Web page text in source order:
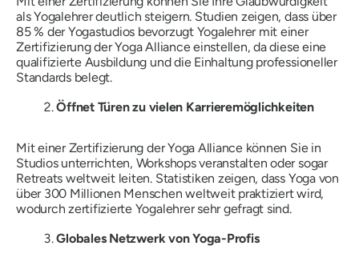
als Yogalehrer deutlich steigern. Studien zeigen, dass über
85 % der Yogastudios bevorzugt Yogalehrer mit einer
Zertifizierung der Yoga Alliance einstellen, da diese eine
qualifizierte Ausbildung und die Einhaltung professioneller
Standards belegt.
Öffnet Türen zu vielen Karrieremöglichkeiten
Mit einer Zertifizierung der Yoga Alliance können Sie in
Studios unterrichten, Workshops veranstalten oder sogar
Retreats weltweit leiten. Statistiken zeigen, dass Yoga von
über 300 Millionen Menschen weltweit praktiziert wird,
wodurch zertifizierte Yogalehrer sehr gefragt sind.
Globales Netzwerk von Yoga-Profis